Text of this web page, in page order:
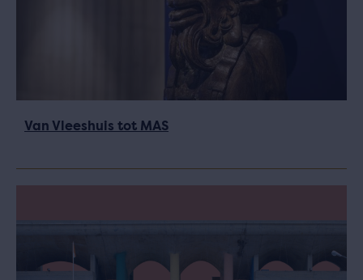
Van Vleeshuis tot MAS